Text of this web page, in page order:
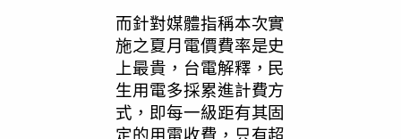
而針對媒體指稱本次實
施之夏月電價費率是史
上最貴，台電解釋，民
生用電多採累進計費方
式，即每一級距有其固